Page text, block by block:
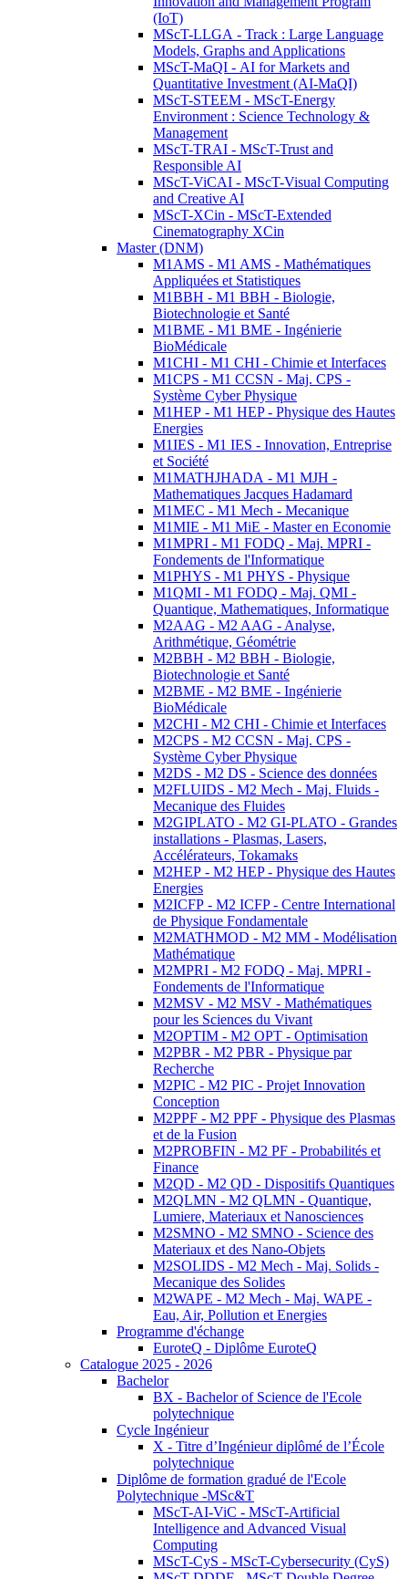
(IoT)
MScT-LLGA - Track : Large Language
Models, Graphs and Applications
MScT-MaQI - AI for Markets and
Quantitative Investment (AI-MaQI)
MScT-STEEM - MScT-Energy
Environment : Science Technology &
Management
MScT-TRAI - MScT-Trust and
Responsible AI
MScT-ViCAI - MScT-Visual Computing
and Creative AI
MScT-XCin - MScT-Extended
Cinematography XCin
Master (DNM)
M1AMS - M1 AMS - Mathématiques
Appliquées et Statistiques
M1BBH - M1 BBH - Biologie,
Biotechnologie et Santé
M1BME - M1 BME - Ingénierie
BioMédicale
M1CHI - M1 CHI - Chimie et Interfaces
M1CPS - M1 CCSN - Maj. CPS -
Système Cyber Physique
M1HEP - M1 HEP - Physique des Hautes
Energies
M1IES - M1 IES - Innovation, Entreprise
et Société
M1MATHJHADA - M1 MJH -
Mathematiques Jacques Hadamard
M1MEC - M1 Mech - Mecanique
M1MIE - M1 MiE - Master en Economie
M1MPRI - M1 FODQ - Maj. MPRI -
Fondements de l'Informatique
M1PHYS - M1 PHYS - Physique
M1QMI - M1 FODQ - Maj. QMI -
Quantique, Mathematiques, Informatique
M2AAG - M2 AAG - Analyse,
Arithmétique, Géométrie
M2BBH - M2 BBH - Biologie,
Biotechnologie et Santé
M2BME - M2 BME - Ingénierie
BioMédicale
M2CHI - M2 CHI - Chimie et Interfaces
M2CPS - M2 CCSN - Maj. CPS -
Système Cyber Physique
M2DS - M2 DS - Science des données
M2FLUIDS - M2 Mech - Maj. Fluids -
Mecanique des Fluides
M2GIPLATO - M2 GI-PLATO - Grandes
installations - Plasmas, Lasers,
Accélérateurs, Tokamaks
M2HEP - M2 HEP - Physique des Hautes
Energies
M2ICFP - M2 ICFP - Centre International
de Physique Fondamentale
M2MATHMOD - M2 MM - Modélisation
Mathématique
M2MPRI - M2 FODQ - Maj. MPRI -
Fondements de l'Informatique
M2MSV - M2 MSV - Mathématiques
pour les Sciences du Vivant
M2OPTIM - M2 OPT - Optimisation
M2PBR - M2 PBR - Physique par
Recherche
M2PIC - M2 PIC - Projet Innovation
Conception
M2PPF - M2 PPF - Physique des Plasmas
et de la Fusion
M2PROBFIN - M2 PF - Probabilités et
Finance
M2QD - M2 QD - Dispositifs Quantiques
M2QLMN - M2 QLMN - Quantique,
Lumiere, Materiaux et Nanosciences
M2SMNO - M2 SMNO - Science des
Materiaux et des Nano-Objets
M2SOLIDS - M2 Mech - Maj. Solids -
Mecanique des Solides
M2WAPE - M2 Mech - Maj. WAPE -
Eau, Air, Pollution et Energies
Programme d'échange
EuroteQ - Diplôme EuroteQ
Catalogue 2025 - 2026
Bachelor
BX - Bachelor of Science de l'Ecole
polytechnique
Cycle Ingénieur
X - Titre d’Ingénieur diplômé de l’École
polytechnique
Diplôme de formation gradué de l'Ecole
Polytechnique -MSc&T
MScT-AI-ViC - MScT-Artificial
Intelligence and Advanced Visual
Computing
MScT-CyS - MScT-Cybersecurity (CyS)